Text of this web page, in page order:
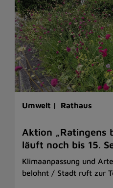
Umwelt | Rathaus
Aktion „Ratingens
läuft noch bis 15.
Klimaanpassung und
belohnt / Stadt ruft zur